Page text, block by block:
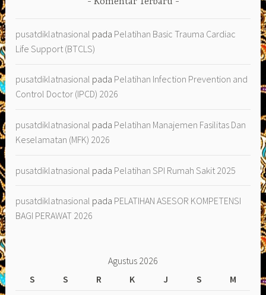
pusatdiklatnasional pada Pelatihan Basic Trauma Cardiac
Life Support (BTCLS)
pusatdiklatnasional pada Pelatihan Infection Prevention and
Control Doctor (IPCD) 2026
pusatdiklatnasional pada Pelatihan Manajemen Fasilitas Dan
Keselamatan (MFK) 2026
pusatdiklatnasional pada Pelatihan SPI Rumah Sakit 2025
pusatdiklatnasional pada PELATIHAN ASESOR KOMPETENSI
BAGI PERAWAT 2026
Agustus 2026
S
S R K J S
M